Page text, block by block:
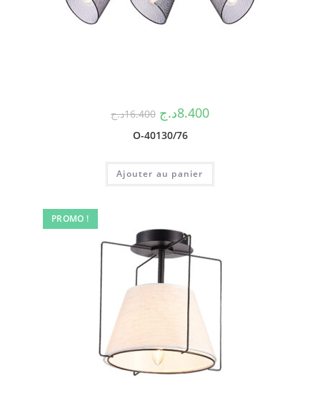
16.400د.ج 8.400د.ج
O-40130/76
Ajouter au panier
PROMO !